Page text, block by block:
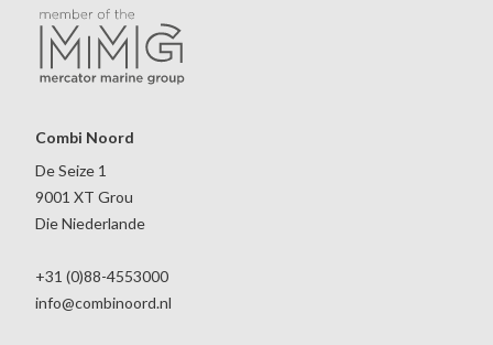
Combi Noord
De Seize 1
9001 XT Grou
Die Niederlande
+31 (0)88-4553000
info@combinoord.nl